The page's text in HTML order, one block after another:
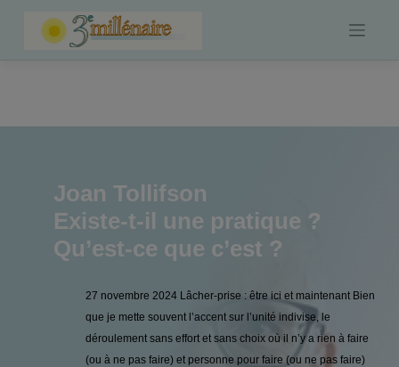
Joan Tollifson
Existe-t-il une pratique ?
Qu’est-ce que c’est ?
27 novembre 2024 Lâcher-prise : être ici et maintenant Bien
que je mette souvent l’accent sur l’unité indivise, le
déroulement sans effort et sans choix où il n’y a rien à faire
(ou à ne pas faire) et personne pour faire (ou ne pas faire)